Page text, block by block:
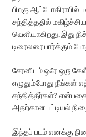
பிறகு
சந்தித்ததில்
வெளியாகிறது. இது
டிரைலரை பார்க்கும்
சேரனிடம் ஒரே ஒரு
எழுதும்போது
சந்தித்தீர்கள்?
அதற்கான பட்டியல்
இந்தப் படம் எனக்கு